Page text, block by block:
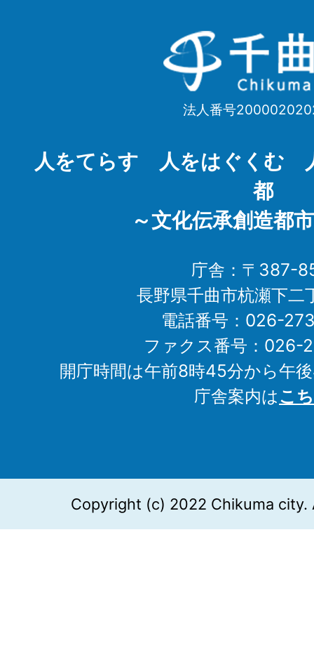
千
曲
Chikuma
法人番号
人をてらす 人をはぐくむ
都
～文化伝承創造都
庁舎：〒387-
長野県千曲市杭瀬下二
電話番号：026-
ファクス番号：026-
開庁時間は午前8時45分から午
庁舎案内はこ
Copyright (c) 2022 Chikuma city.